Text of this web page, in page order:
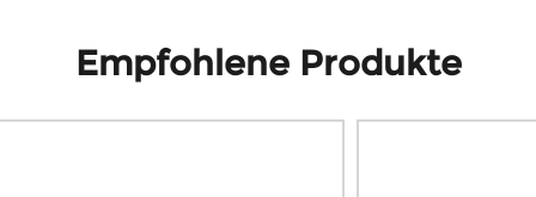
Empfohlene Produkte